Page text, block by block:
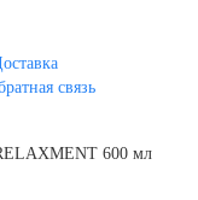
связь
600 мл